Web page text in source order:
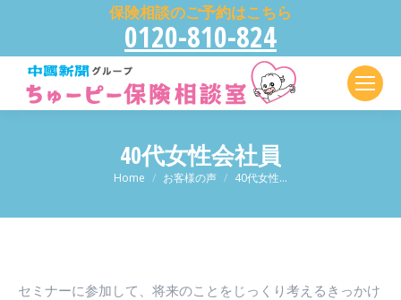
保険相談のご予約はこちら
0120-810-824
40代女性会社員
現在地:
Home お客様の声 40代女性…
セミナーに参加して、将来のことをじっくり考えるきっかけ